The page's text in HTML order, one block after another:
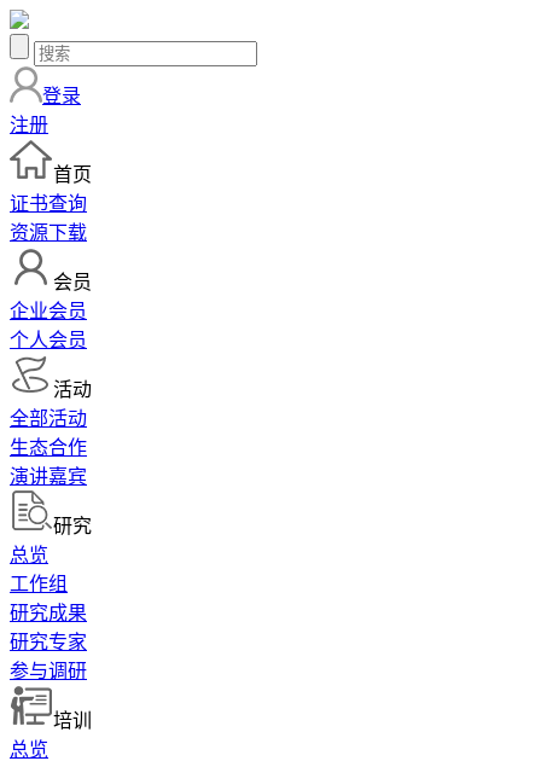
登录
注册
首页
证书查询
资源下载
会员
企业会员
个人会员
活动
全部活动
生态合作
演讲嘉宾
研究
总览
工作组
研究成果
研究专家
参与调研
培训
总览